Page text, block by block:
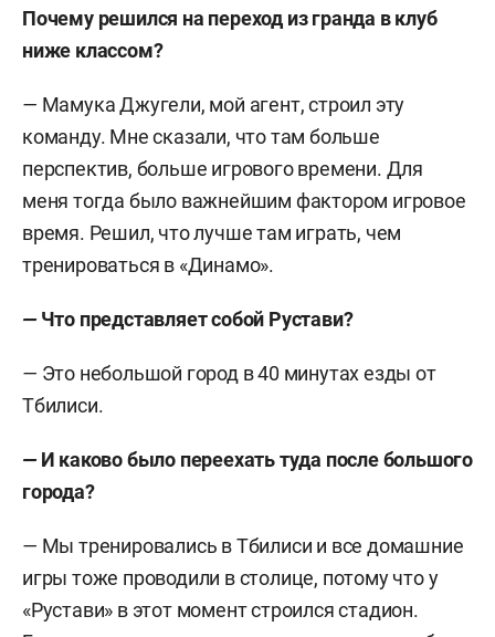
Почему решился на переход из гранда в клуб
ниже классом?
— Мамука Джугели, мой агент, строил эту
команду. Мне сказали, что там больше
перспектив, больше игрового времени. Для
меня тогда было важнейшим фактором игровое
время. Решил, что лучше там играть, чем
тренироваться в «Динамо».
—Что представляет собой Рустави?
— Это небольшой город в 40 минутах езды от
Тбилиси.
—И каково было переехать туда после большого
города?
— Мы тренировались в Тбилиси и все домашние
игры тоже проводили в столице, потому что у
«Рустави» в этот момент строился стадион.